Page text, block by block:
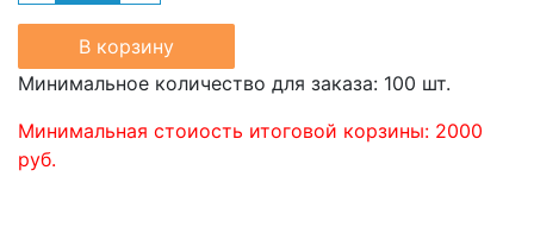
В корзину
Минимальное количество для заказа: 100 шт.
Минимальная стоиость итоговой корзины: 2000
руб.